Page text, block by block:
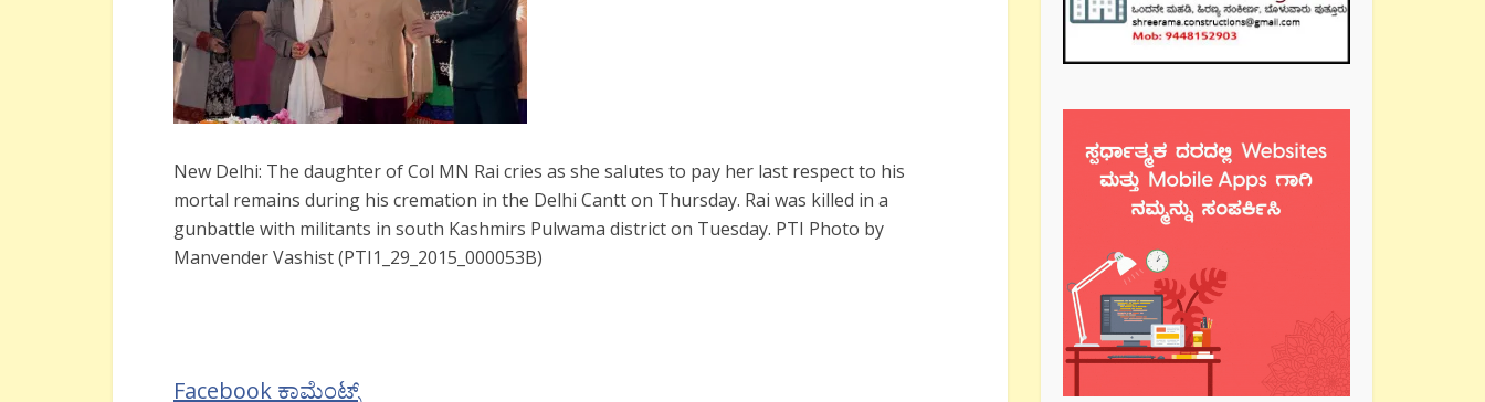
New Delhi: The daughter of Col MN Rai cries as she salutes to pay her last respect to his
mortal remains during his cremation in the Delhi Cantt on Thursday. Rai was killed in a
gunbattle with militants in south Kashmirs Pulwama district on Tuesday. PTI Photo by
Manvender Vashist (PTI1_29_2015_000053B)
Facebook ಕಾಮೆಂಟ್ಸ್